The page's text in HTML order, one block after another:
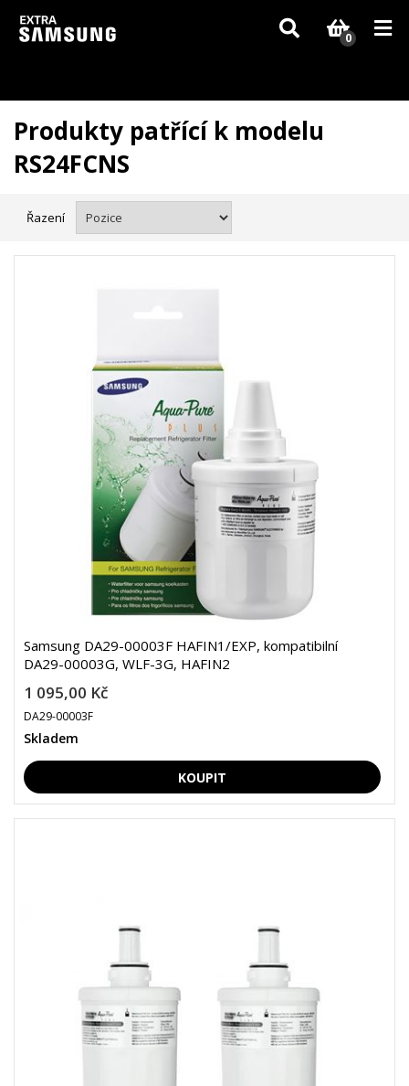
Vzhledem k aktuální situaci se může dodání dílů, které nejsou skladem,
zpozdit. Děkujeme za pochopení.
0
Produkty patřící k modelu
RS24FCNS
Řazení
Samsung DA29-00003F HAFIN1/EXP, kompatibilní
DA29-00003G, WLF-3G, HAFIN2
1 095,00 Kč
DA29-00003F
Skladem